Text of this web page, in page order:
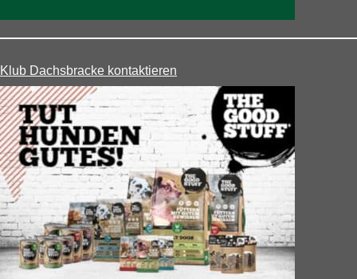
Klub Dachsbracke kontaktieren